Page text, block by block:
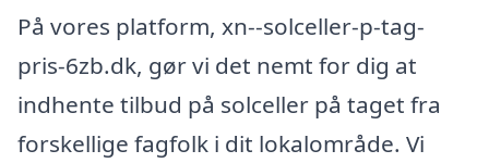
På vores platform, xn--solceller-p-tag-
pris-6zb.dk, gør vi det nemt for dig at
indhente tilbud på solceller på taget fra
forskellige fagfolk i dit lokalområde. Vi